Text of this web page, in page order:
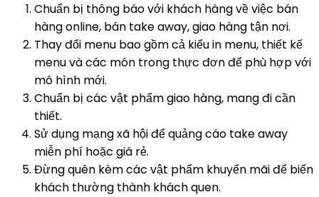
Chuẩn bị thông báo với khách hàng về việc bán
hàng online, bán take away, giao hàng tận nơi.
Thay đổi menu bao gồm cả kiểu in menu, thiết kế
menu và các món trong thực đơn để phù hợp với
mô hình mới.
Chuẩn bị các vật phẩm giao hàng, mang đi cần
thiết.
Sử dụng mạng xã hội để quảng cáo take away
miễn phí hoặc giá rẻ.
Đừng quên kèm các vật phẩm khuyến mãi để biến
khách thường thành khách quen.